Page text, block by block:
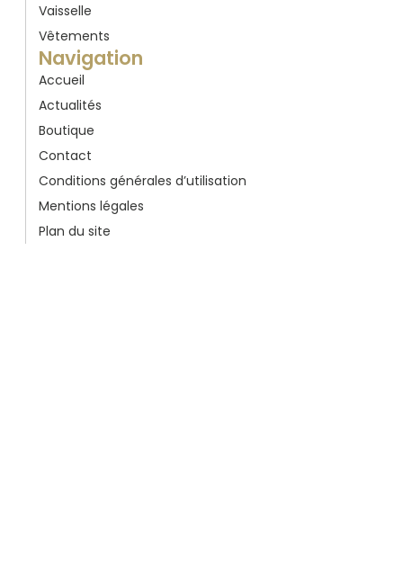
Vaisselle
Vêtements
Navigation
Accueil
Actualités
Boutique
Contact
Conditions générales d’utilisation
Mentions légales
Plan du site